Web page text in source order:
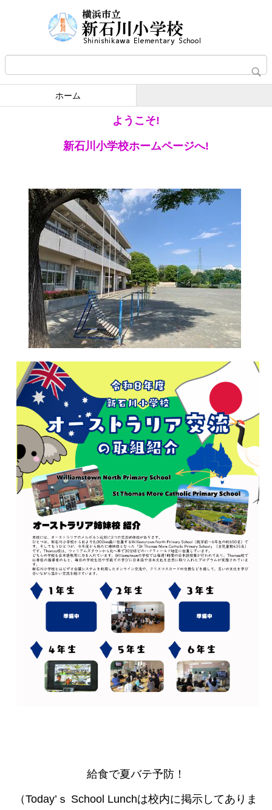
ホーム
ようこそ!
新石川小学校ホームページへ!
給食で夏バテ予防！
（Today’ｓ School Lunchは校内に掲示してありま